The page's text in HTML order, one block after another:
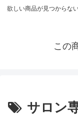
欲しい商品が見つからな
この
サロン